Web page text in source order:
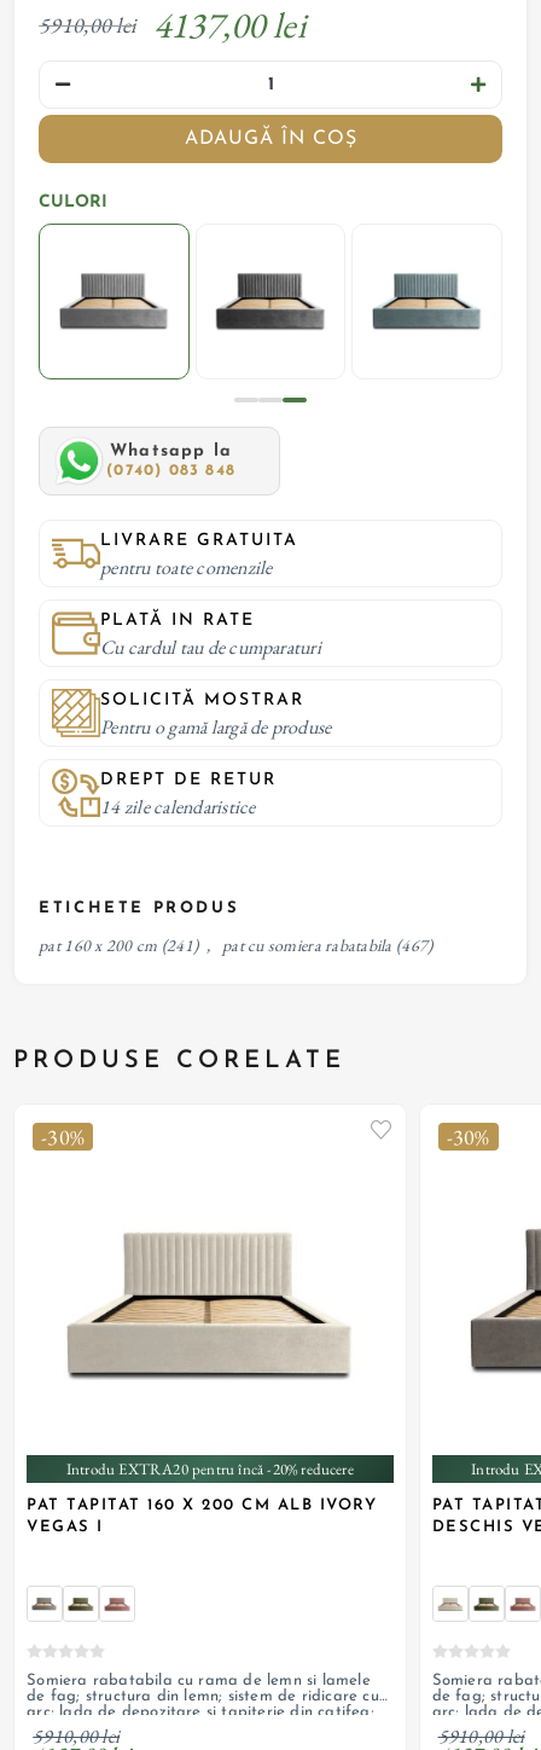
5910,00 lei 4137,00 lei
ADAUGĂ ÎN COȘ
CULORI
Whatsapp la
(0740) 083 848
LIVRARE GRATUITA
pentru toate comenzile
PLATĂ IN RATE
Cu cardul tau de cumparaturi
SOLICITĂ MOSTRAR
Pentru o gamă largă de produse
DREPT DE RETUR
14 zile calendaristice
ETICHETE PRODUS
pat 160 x 200 cm (241) , pat cu somiera rabatabila (467)
PRODUSE CORELATE
-30%
Introdu EXTRA20 pentru încă -20% reducere
PAT TAPITAT 160 X 200 CM ALB IVORY
VEGAS I
Somiera rabatabila cu rama de lemn si lamele
de fag; structura din lemn; sistem de ridicare cu
arc; lada de depozitare si tapiterie din catifea;
personalizabil
5910,00 lei
-30%
Introdu
PAT
DESCHIS
Somiera
de fag;
arc; lada de
structurata;
5910,00 lei